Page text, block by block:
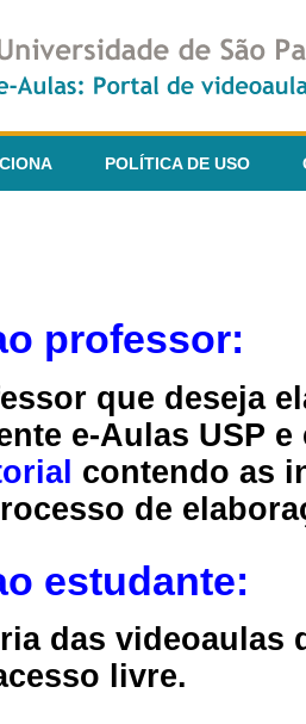
POLÍTICA DE USO
professor:
que deseja
e-Aulas USP
contendo as
de
estudante:
das videoaulas
livre.